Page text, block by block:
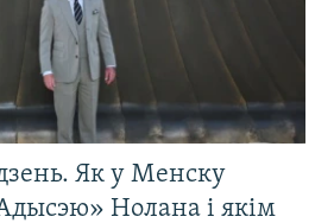
Як у Менску
Нолана і якім